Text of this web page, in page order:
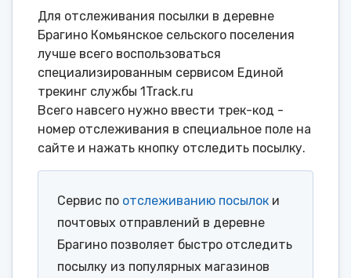
Для отслеживания посылки в деревне
Брагино Комьянское сельского поселения
лучше всего воспользоваться
специализированным сервисом Единой
трекинг службы 1Track.ru
Всего навсего нужно ввести трек-код -
номер отслеживания в специальное поле на
сайте и нажать кнопку отследить посылку.
Сервис по отслеживанию посылок и
почтовых отправлений в деревне
Брагино позволяет быстро отследить
посылку из популярных магазинов